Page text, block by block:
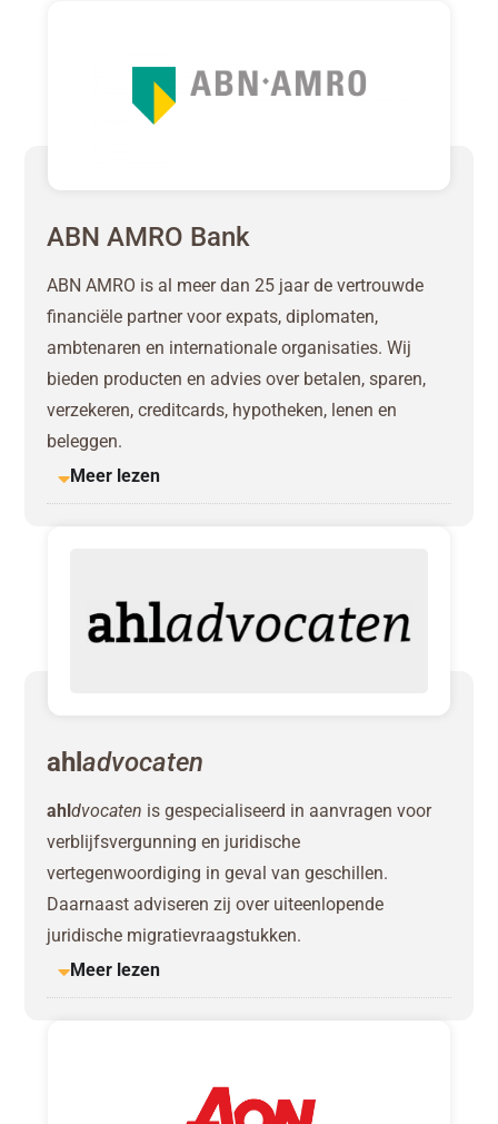
ABN AMRO Bank
ABN AMRO is al meer dan 25 jaar de vertrouwde
financiële partner voor expats, diplomaten,
ambtenaren en internationale organisaties. Wij
bieden producten en advies over betalen, sparen,
verzekeren, creditcards, hypotheken, lenen en
beleggen.
Meer lezen
ahladvocaten
ahldvocaten is gespecialiseerd in aanvragen voor
verblijfsvergunning en juridische
vertegenwoordiging in geval van geschillen.
Daarnaast adviseren zij over uiteenlopende
juridische migratievraagstukken.
Meer lezen